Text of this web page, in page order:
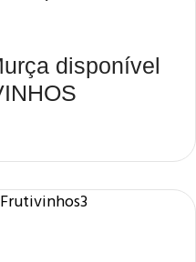
disponível